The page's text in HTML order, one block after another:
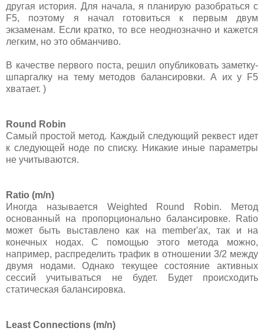
другая история. Для начала, я планирую разобраться с
F5, поэтому я начал готовиться к первым двум
экзаменам. Если кратко, то все неоднозначно и кажется
легким, но это обманчиво.
В качестве первого поста, решил опубликовать заметку-
шпаргалку на тему методов балансировки. А их у F5
хватает. )
Round Robin
Самый простой метод. Каждый следующий реквест идет
к следующей ноде по списку. Никакие иные параметры
не учитываются.
Ratio (m/n)
Иногда называется Weighted Round Robin. Метод
основанный на пропорционально балансировке. Ratio
может быть выставлено как на member'ах, так и на
конечных нодах. С помощью этого метода можно,
например, распределить трафик в отношении 3/2 между
двумя нодами. Однако текущее состояние активных
сессий учитываться не будет. Будет происходить
статическая балансировка.
Least Connections (m/n)